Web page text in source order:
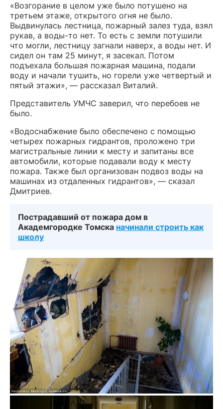
«Возгорание в целом уже было потушено на
третьем этаже, открытого огня не было.
Выдвинулась лестница, пожарный залез туда, взял
рукав, а воды-то нет. То есть с земли потушили
что могли, лестницу загнали наверх, а воды нет. И
сидел он там 25 минут, я засекал. Потом
подъехала большая пожарная машина, подали
воду и начали тушить, но горели уже четвертый и
пятый этажи», — рассказал Виталий.
Представитель УМЧС заверил, что перебоев не
было.
«Водоснабжение было обеспечено с помощью
четырех пожарных гидрантов, проложено три
магистральные линии к месту и запитаны все
автомобили, которые подавали воду к месту
пожара. Также был организован подвоз воды на
машинах из отдаленных гидрантов», — сказал
Дмитриев.
Пострадавший от пожара дом в
Академгородке Томска начинали строить как
школу